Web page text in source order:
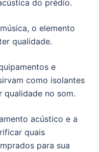
do prédio.
o elemento
qualidade.
e
como isolantes
qualidade no som.
acústico e a
quais
para sua